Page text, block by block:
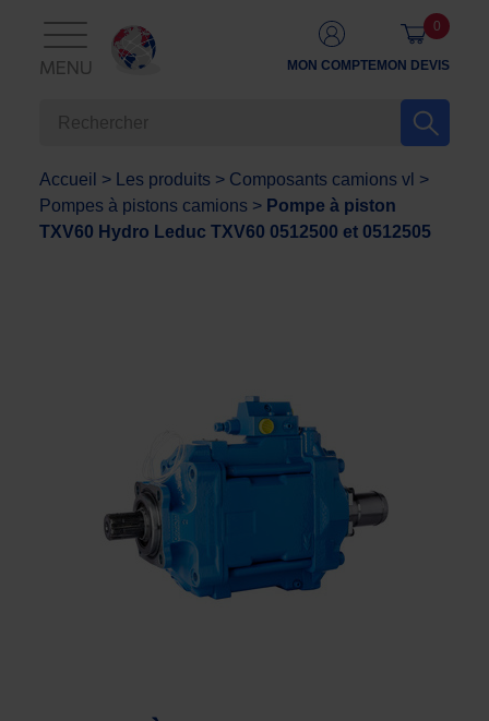
MENU MON COMPTEMON DEVIS
0
Accueil > Les produits > Composants camions vl >
Pompes à pistons camions > Pompe à piston
TXV60 Hydro Leduc TXV60 0512500 et 0512505